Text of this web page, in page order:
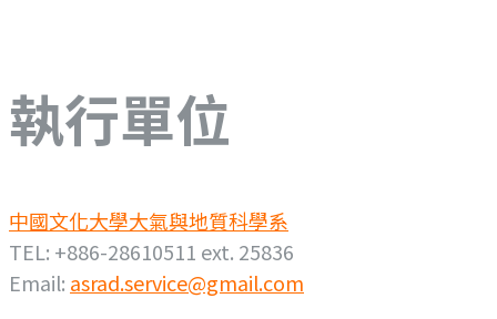
執行單位
中國文化大學大氣與地質科學系
TEL: +886-28610511 ext. 25836
Email: asrad.service@gmail.com